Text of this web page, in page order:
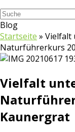
Blog
Startseite » Vielfalt
Naturführerkurs
Vielfalt
Kaunergrat